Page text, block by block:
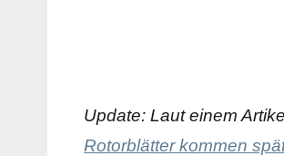
Update: Laut einem
Rotorblätter kommen